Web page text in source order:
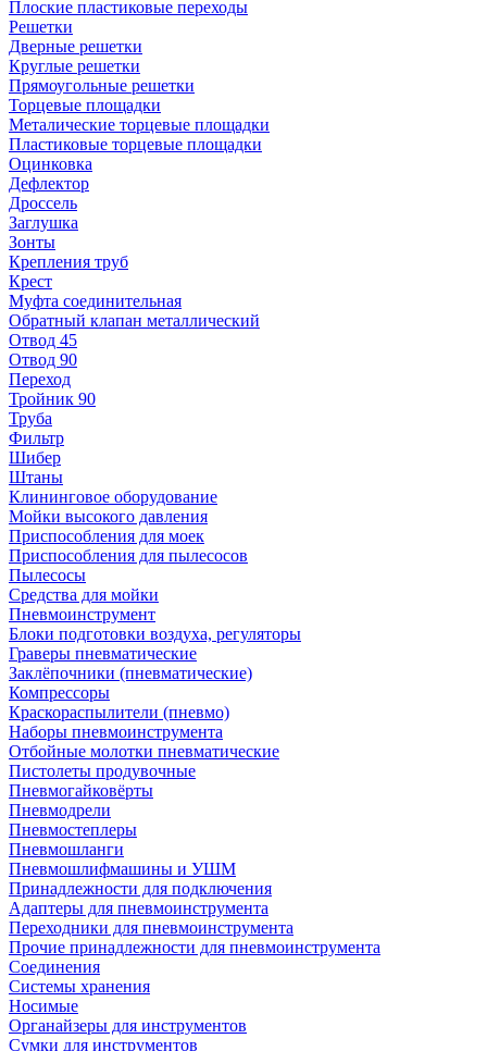
Плоские пластиковые переходы
Решетки
Дверные решетки
Круглые решетки
Прямоугольные решетки
Торцевые площадки
Металические торцевые площадки
Пластиковые торцевые площадки
Оцинковка
Дефлектор
Дроссель
Заглушка
Зонты
Крепления труб
Крест
Муфта соединительная
Обратный клапан металлический
Отвод 45
Отвод 90
Переход
Тройник 90
Труба
Фильтр
Шибер
Штаны
Клининговое оборудование
Мойки высокого давления
Приспособления для моек
Приспособления для пылесосов
Пылесосы
Средства для мойки
Пневмоинструмент
Блоки подготовки воздуха, регуляторы
Граверы пневматические
Заклёпочники (пневматические)
Компрессоры
Краскораспылители (пневмо)
Наборы пневмоинструмента
Отбойные молотки пневматические
Пистолеты продувочные
Пневмогайковёрты
Пневмодрели
Пневмостеплеры
Пневмошланги
Пневмошлифмашины и УШМ
Принадлежности для подключения
Адаптеры для пневмоинструмента
Переходники для пневмоинструмента
Прочие принадлежности для пневмоинструмента
Соединения
Системы хранения
Носимые
Органайзеры для инструментов
Сумки для инструментов